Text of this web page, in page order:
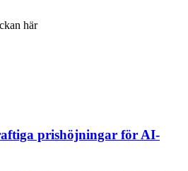
här
prishöjningar för AI-